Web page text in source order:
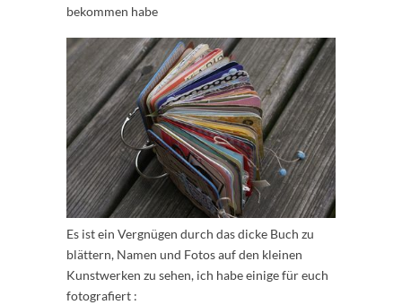
bekommen habe
Es ist ein Vergnügen durch das dicke Buch zu
blättern, Namen und Fotos auf den kleinen
Kunstwerken zu sehen, ich habe einige für euch
fotografiert :